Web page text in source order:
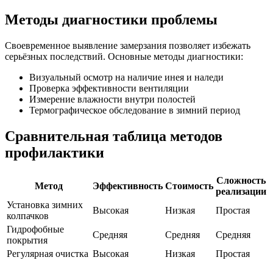
Методы диагностики проблемы
Своевременное выявление замерзания позволяет избежать
серьёзных последствий. Основные методы диагностики:
Визуальный осмотр на наличие инея и наледи
Проверка эффективности вентиляции
Измерение влажности внутри полостей
Термографическое обследование в зимний период
Сравнительная таблица методов
профилактики
Метод Эффективность Стоимость
Сложность
реализации
Установка зимних
колпачков
Высокая Низкая
Простая
Гидрофобные
покрытия
Средняя Средняя
Средняя
Регулярная очистка Высокая Низкая
Простая